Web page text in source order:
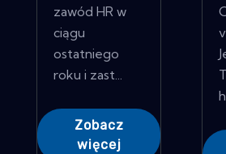
zawód HR w
ciągu
ostatniego
roku i zast...
Zobacz
więcej